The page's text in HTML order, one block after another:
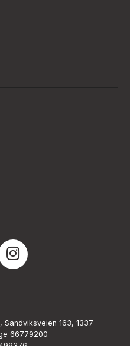
Sandviksveien 163, 1337
66779200